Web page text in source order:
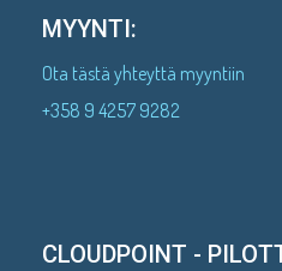
MYYNTI:
Ota tästä yhteyttä myyntiin
+358 9 4257 9282
CLOUDPOINT -